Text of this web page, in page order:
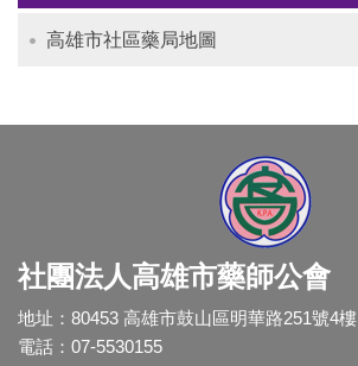
高雄市社區藥局地圖
社團法人高雄市藥師公會
地址：80453 高雄市鼓山區明華路251號4樓
電話：07-5530155